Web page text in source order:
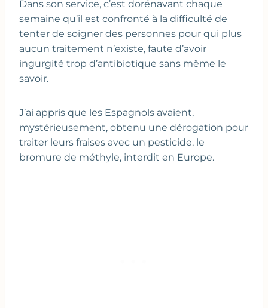
Dans son service, c’est dorénavant chaque
semaine qu’il est confronté à la difficulté de
tenter de soigner des personnes pour qui plus
aucun traitement n’existe, faute d’avoir
ingurgité trop d’antibiotique sans même le
savoir.
J’ai appris que les Espagnols avaient,
mystérieusement, obtenu une dérogation pour
traiter leurs fraises avec un pesticide, le
bromure de méthyle, interdit en Europe.